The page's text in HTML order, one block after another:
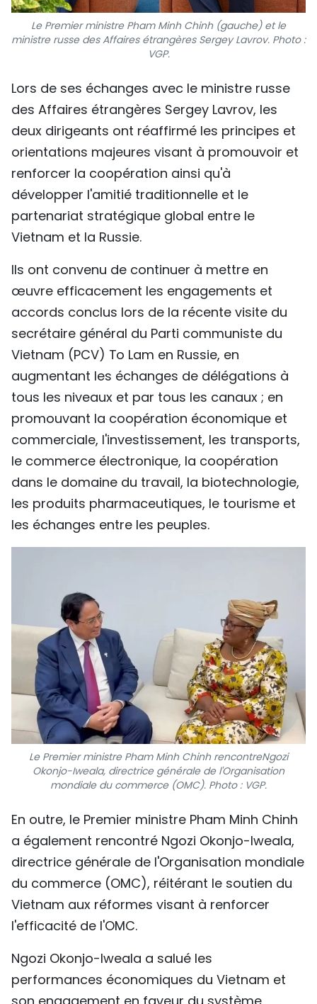
Le Premier ministre Pham Minh Chinh (gauche) et le
ministre russe des Affaires étrangères Sergey Lavrov. Photo :
VGP.
Lors de ses échanges avec le ministre russe
des Affaires étrangères Sergey Lavrov, les
deux dirigeants ont réaffirmé les principes et
orientations majeures visant à promouvoir et
renforcer la coopération ainsi qu'à
développer l'amitié traditionnelle et le
partenariat stratégique global entre le
Vietnam et la Russie.
Ils ont convenu de continuer à mettre en
œuvre efficacement les engagements et
accords conclus lors de la récente visite du
secrétaire général du Parti communiste du
Vietnam (PCV) To Lam en Russie, en
augmentant les échanges de délégations à
tous les niveaux et par tous les canaux ; en
promouvant la coopération économique et
commerciale, l'investissement, les transports,
le commerce électronique, la coopération
dans le domaine du travail, la biotechnologie,
les produits pharmaceutiques, le tourisme et
les échanges entre les peuples.
Le Premier ministre Pham Minh Chinh rencontreNgozi
Okonjo-Iweala, directrice générale de l'Organisation
mondiale du commerce (OMC). Photo : VGP.
En outre, le Premier ministre Pham Minh Chinh
a également rencontré Ngozi Okonjo-Iweala,
directrice générale de l'Organisation mondiale
du commerce (OMC), réitérant le soutien du
Vietnam aux réformes visant à renforcer
l'efficacité de l'OMC.
Ngozi Okonjo-Iweala a salué les
performances économiques du Vietnam et